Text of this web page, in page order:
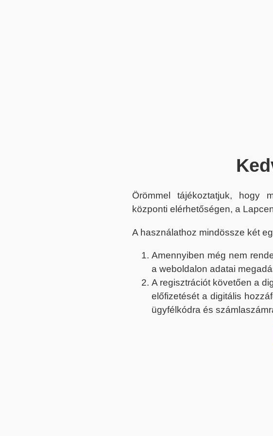
Örömmel tájékoztatjuk, hogy
központi elérhetőségen, a
A használathoz mindössze két
Amennyiben még nem
a weboldalon adatai
A regisztrációt követően a
előfizetését a digitális
ügyfélkódra és